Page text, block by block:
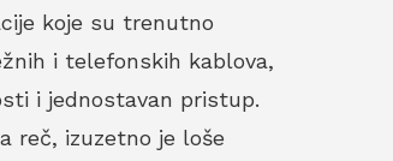
koje su trenutno
i telefonskih kablova,
i jednostavan pristup.
reč, izuzetno je loše